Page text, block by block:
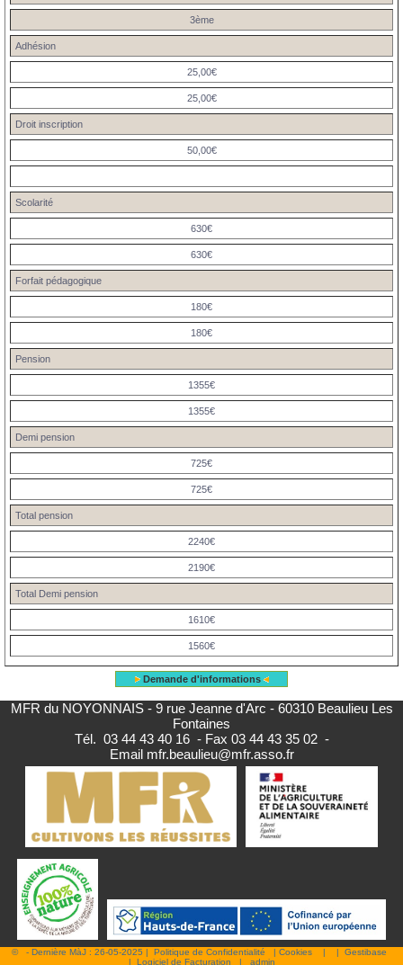
3ème
Adhésion
25,00€
25,00€
Droit inscription
50,00€
Scolarité
630€
630€
Forfait pédagogique
180€
180€
Pension
1355€
1355€
Demi pension
725€
725€
Total pension
2240€
2190€
Total Demi pension
1610€
1560€
Demande d'informations
MFR du NOYONNAIS - 9 rue Jeanne d'Arc - 60310 Beaulieu Les
Fontaines
Tél. 03 44 43 40 16- Fax 03 44 43 35 02 -
Email mfr.beaulieu@mfr.asso.fr
© - Dernière MàJ : 26-05-2025 | Politique de Confidentialité | Cookies| | Gestibase
| Logiciel de Facturation | admin